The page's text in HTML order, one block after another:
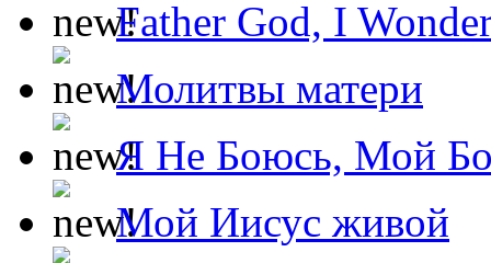
Father God, I
Молитвы матери
Я Не Боюсь, Мой
Мой Иисус живой